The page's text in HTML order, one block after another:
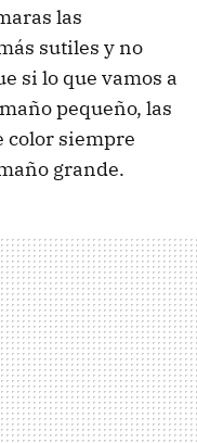
las
sutiles y no
si lo que vamos a
pequeño, las
color siempre
grande.